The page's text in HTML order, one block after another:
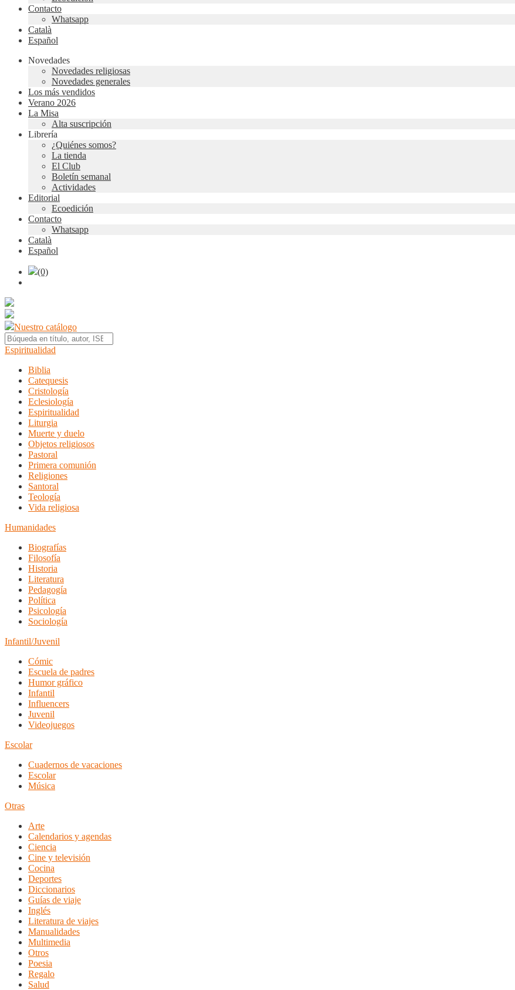
Contacto
Whatsapp
Català
Español
Novedades
Novedades religiosas
Novedades generales
Los más vendidos
Verano 2026
La Misa
Alta suscripción
Librería
¿Quiénes somos?
La tienda
El Club
Boletín semanal
Actividades
Editorial
Ecoedición
Contacto
Whatsapp
Català
Español
(0)
Nuestro catálogo
Espiritualidad
Biblia
Catequesis
Cristología
Eclesiología
Espiritualidad
Liturgia
Muerte y duelo
Objetos religiosos
Pastoral
Primera comunión
Religiones
Santoral
Teología
Vida religiosa
Humanidades
Biografías
Filosofía
Historia
Literatura
Pedagogía
Política
Psicología
Sociología
Infantil/Juvenil
Cómic
Escuela de padres
Humor gráfico
Infantil
Influencers
Juvenil
Videojuegos
Escolar
Cuadernos de vacaciones
Escolar
Música
Otras
Arte
Calendarios y agendas
Ciencia
Cine y televisión
Cocina
Deportes
Diccionarios
Guías de viaje
Inglés
Literatura de viajes
Manualidades
Multimedia
Otros
Poesia
Regalo
Salud